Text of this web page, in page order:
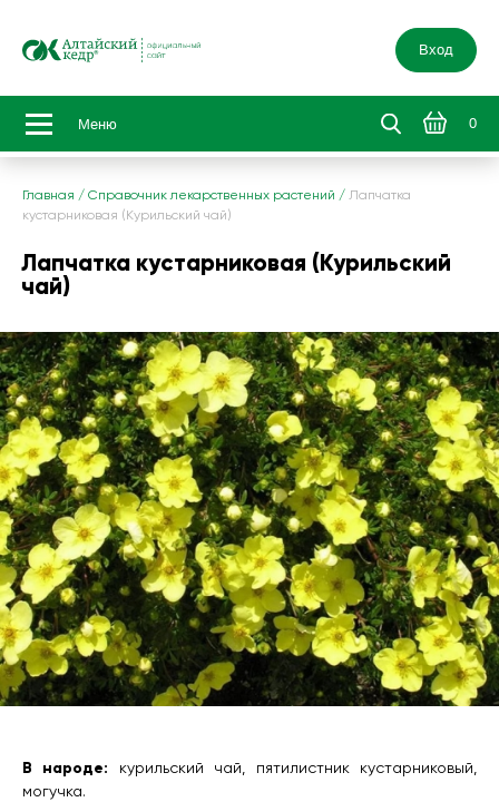
Вход
Меню 0
Главная / Справочник лекарственных растений / Лапчатка
кустарниковая (Курильский чай)
Лапчатка кустарниковая (Курильский
чай)
В народе:
курильский чай, пятилистник кустарниковый,
могучка.